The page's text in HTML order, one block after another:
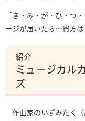
「き・み・が・ひ・つ
ージが届いたら…貴方は
紹介
ミュージカル
ズ
作曲家のいずみたく（